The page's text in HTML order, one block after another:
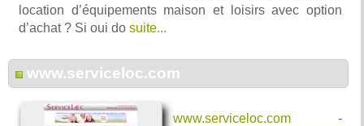
location d’équipements maison et loisirs avec option
d’achat ? Si oui do suite...
www.serviceloc.com
www.serviceloc.com -